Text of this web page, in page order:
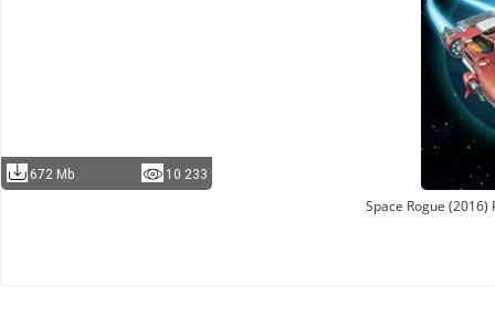
672 Mb 10 233
Space Rogue